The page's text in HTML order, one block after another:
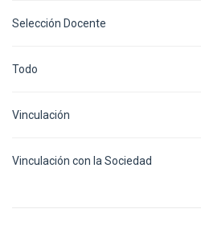
Selección Docente
Todo
Vinculación
Vinculación con la Sociedad